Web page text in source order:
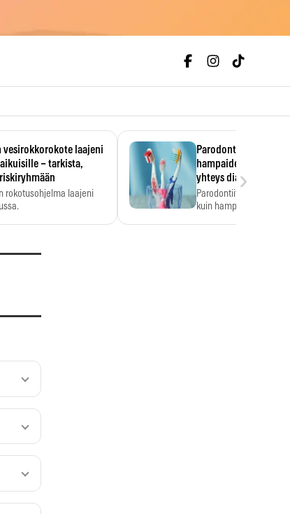
vesirokkorokote laajeni
– tarkista,
rokotusohjelma laajeni
Parodontiitti on
hampaiden
yhteys diabetekseen
Parodontiitti on
kuin hampaiden
›